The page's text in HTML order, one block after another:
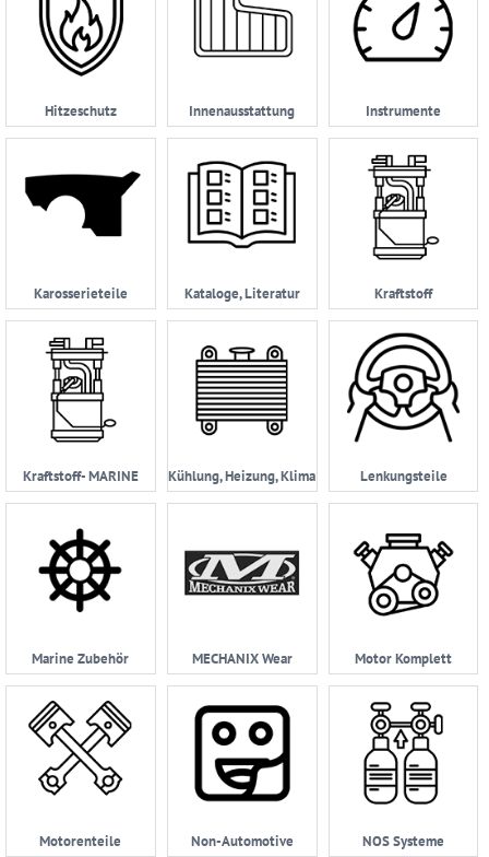
Datenschutzerklärung
962114
Hitzeschutz Innenausstattung Instrumente
Karosserieteile Kataloge, Literatur Kraftstoff
Kraftstoff- MARINE Kühlung, Heizung, Klima Lenkungsteile
Marine Zubehör MECHANIX Wear Motor Komplett
Motorenteile Non-Automotive NOS Systeme